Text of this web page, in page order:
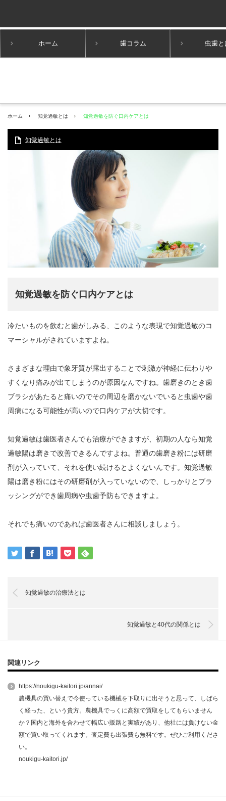
ホーム 歯コラム 虫歯と
ホーム 知覚過敏とは 知覚過敏を防ぐ口内ケアとは
知覚過敏とは
知覚過敏を防ぐ口内ケアとは
冷たいものを飲むと歯がしみる、このような表現で知覚過敏のコ
マーシャルがされていますよね。
さまざまな理由で象牙質が露出することで刺激が神経に伝わりや
すくなり痛みが出てしまうのが原因なんですね。歯磨きのとき歯
ブラシがあたると痛いのでその周辺を磨かないでいると虫歯や歯
周病になる可能性が高いので口内ケアが大切です。
知覚過敏は歯医者さんでも治療ができますが、初期の人なら知覚
過敏陽は磨きで改善できるんですよね。普通の歯磨き粉には研磨
剤が入っていて、それを使い続けるとよくないんです。知覚過敏
陽は磨き粉にはその研磨剤が入っていないので、しっかりとブラ
ッシングができ歯周病や虫歯予防もできますよ。
それでも痛いのであれば歯医者さんに相談しましょう。
知覚過敏の治療法とは
知覚過敏と40代の関係とは
関連リンク
https://noukigu-kaitori.jp/annai/
農機具の買い替えで今使っている機械を下取りに出そうと思って、しばら
く経った、という貴方。農機具でっくに高額で買取をしてもらいません
か？国内と海外を合わせて幅広い販路と実績があり、他社には負けない金
額で買い取ってくれます。査定費も出張費も無料です。ぜひご利用くださ
い。
noukigu-kaitori.jp/